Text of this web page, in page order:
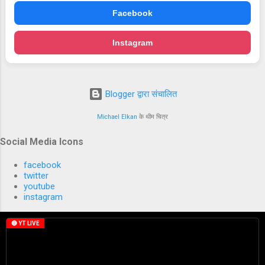
Facebook
Instagram
Blogger द्वारा संचालित
Michael Elkan के थीम चित्र
Social Media Icons
facebook
twitter
youtube
instagram
🔴 YT LIVE